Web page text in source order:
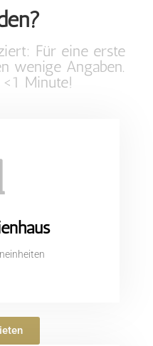
Für eine erste
wenige Angaben.
Minute!